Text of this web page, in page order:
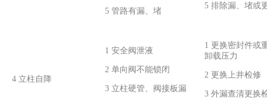
5 管路有漏、堵
5 排除漏、堵或
4 立柱自降
1 安全阀泄液
2 单向阀不能锁闭
3 立柱硬管、阀接板漏
1 更换密封件或
卸载压力
2 更换上井检修
3 外漏查清更换